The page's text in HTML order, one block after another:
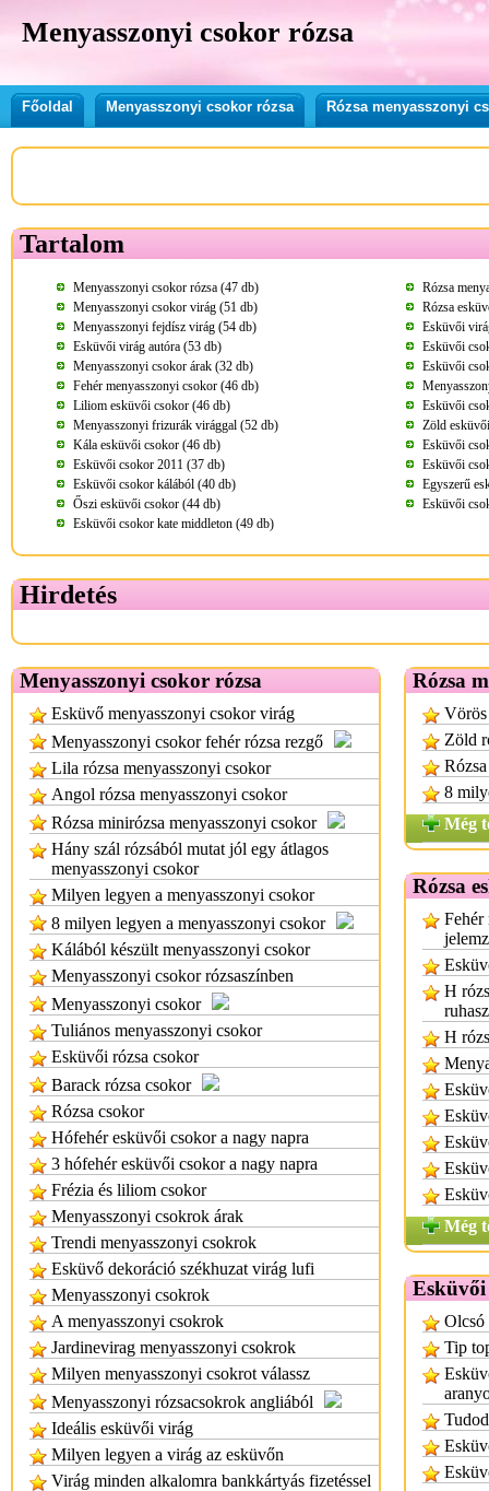
Menyasszonyi csokor rózsa
Főoldal Menyasszonyi csokor rózsa Rózsa menyasszonyi
Tartalom
Menyasszonyi csokor rózsa (47 db)
Rózsa
Menyasszonyi csokor virág (51 db)
Rózsa
Menyasszonyi fejdísz virág (54 db)
Esküvői
Esküvői virág autóra (53 db)
Esküvői
Menyasszonyi csokor árak (32 db)
Esküvői
Fehér menyasszonyi csokor (46 db)
Liliom esküvői csokor (46 db)
Esküvői
Menyasszonyi frizurák virággal (52 db)
Zöld
Kála esküvői csokor (46 db)
Esküvői
Esküvői csokor 2011 (37 db)
Esküvői
Esküvői csokor kálából (40 db)
Egyszerű
Őszi esküvői csokor (44 db)
Esküvői
Esküvői csokor kate middleton (49 db)
Hirdetés
Menyasszonyi csokor rózsa
Esküvő menyasszonyi csokor virág
Menyasszonyi csokor fehér rózsa rezgő
Lila rózsa menyasszonyi csokor
Angol rózsa menyasszonyi csokor
Rózsa minirózsa menyasszonyi csokor
Hány szál rózsából mutat jól egy átlagos
menyasszonyi csokor
Milyen legyen a menyasszonyi csokor
8 milyen legyen a menyasszonyi csokor
Kálából készült menyasszonyi csokor
Menyasszonyi csokor rózsaszínben
Menyasszonyi csokor
Tuliános menyasszonyi csokor
Esküvői rózsa csokor
Barack rózsa csokor
Rózsa csokor
Hófehér esküvői csokor a nagy napra
3 hófehér esküvői csokor a nagy napra
Frézia és liliom csokor
Menyasszonyi csokrok árak
Trendi menyasszonyi csokrok
Esküvő dekoráció székhuzat virág lufi
Menyasszonyi csokrok
A menyasszonyi csokrok
Jardinevirag menyasszonyi csokrok
Milyen menyasszonyi csokrot válassz
Menyasszonyi rózsacsokrok angliából
Ideális esküvői virág
Milyen legyen a virág az esküvőn
Virág minden alkalomra bankkártyás fizetéssel
Rózsa
Vörös
Zöld
8
Még
Rózsa
Fehér
H
H
Még
Olcsó
Tip